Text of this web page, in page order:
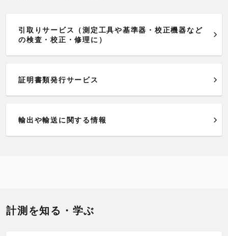
引取りサービス（測定工具や基準器・校正機器など
の検査・校正・修理に）
証明書類発行サービス
輸出や輸送に関する情報
計測を知る・学ぶ